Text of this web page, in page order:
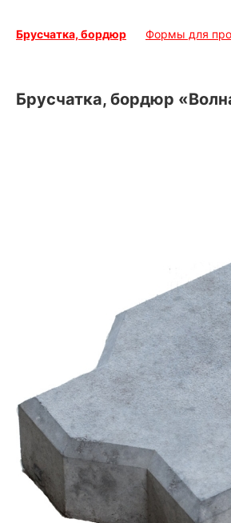
Брусчатка, бордюр Формы для
Брусчатка, бордюр